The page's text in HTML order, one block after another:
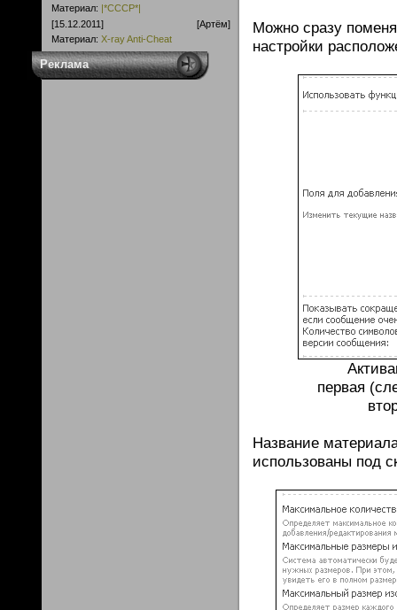
Материал: |*CCCP*|
[15.12.2011]
[Артём]
Материал: X-ray Anti-Cheat
Реклама
Можно сразу
настройки
первая
Название
использованы под